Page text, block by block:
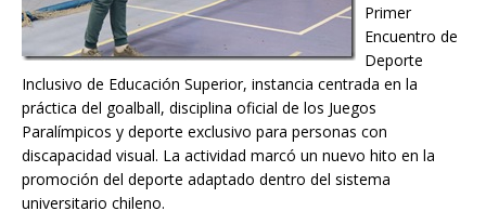
Primer
Encuentro de
Deporte
Inclusivo de Educación Superior, instancia centrada en la
práctica del goalball, disciplina oficial de los Juegos
Paralímpicos y deporte exclusivo para personas con
discapacidad visual. La actividad marcó un nuevo hito en la
promoción del deporte adaptado dentro del sistema
universitario chileno.